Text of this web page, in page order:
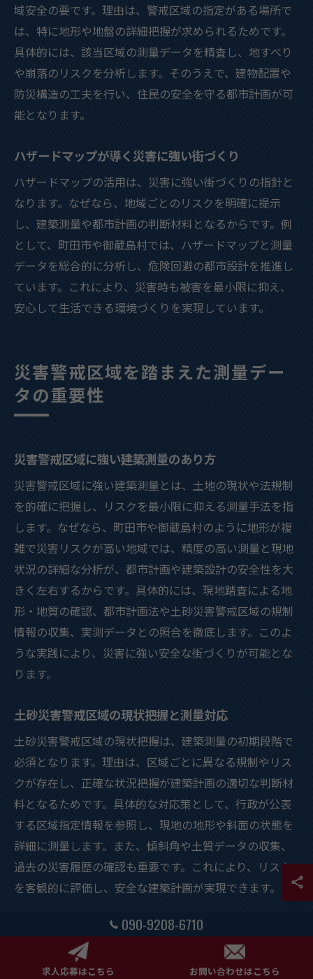
域安全の要です。理由は、警戒区域の指定がある場所で
は、特に地形や地盤の詳細把握が求められるためです。
具体的には、該当区域の測量データを精査し、地すべり
や崩落のリスクを分析します。そのうえで、建物配置や
防災構造の工夫を行い、住民の安全を守る都市計画が可
能となります。
ハザードマップが導く災害に強い街づくり
ハザードマップの活用は、災害に強い街づくりの指針と
なります。なぜなら、地域ごとのリスクを明確に提示
し、建築測量や都市計画の判断材料となるからです。例
として、町田市や御蔵島村では、ハザードマップと測量
データを総合的に分析し、危険回避の都市設計を推進し
ています。これにより、災害時も被害を最小限に抑え、
安心して生活できる環境づくりを実現しています。
災害警戒区域を踏まえた測量デー
タの重要性
災害警戒区域に強い建築測量のあり方
災害警戒区域に強い建築測量とは、土地の現状や法規制
を的確に把握し、リスクを最小限に抑える測量手法を指
します。なぜなら、町田市や御蔵島村のように地形が複
雑で災害リスクが高い地域では、精度の高い測量と現地
状況の詳細な分析が、都市計画や建築設計の安全性を大
きく左右するからです。具体的には、現地踏査による地
形・地質の確認、都市計画法や土砂災害警戒区域の規制
情報の収集、実測データとの照合を徹底します。このよ
うな実践により、災害に強い安全な街づくりが可能とな
ります。
土砂災害警戒区域の現状把握と測量対応
土砂災害警戒区域の現状把握は、建築測量の初期段階で
必須となります。理由は、区域ごとに異なる規制やリス
クが存在し、正確な状況把握が建築計画の適切な判断材
料となるためです。具体的な対応策として、行政が公表
する区域指定情報を参照し、現地の地形や斜面の状態を
詳細に測量します。また、傾斜角や土質データの収集、
過去の災害履歴の確認も重要です。これにより、リスク
を客観的に評価し、安全な建築計画が実現できます。
測量データが担う災害リスクの可視化手法
測量データは災害リスクの可視化に不可欠であり、都市
計画の根拠となります。その理由は、正確な地形・標高
090-9208-6710
求人応募はこちら お問い合わせはこちら